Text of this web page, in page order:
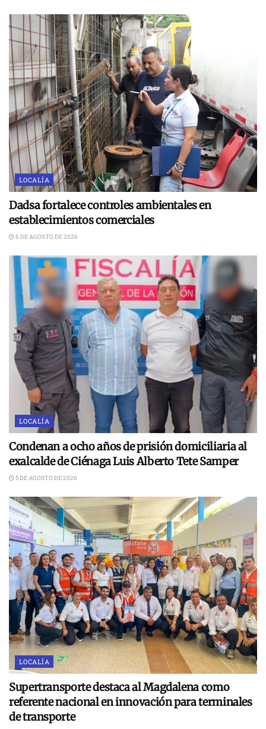
LOCALÍA
Dadsa fortalece controles ambientales en
establecimientos comerciales
6 DE AGOSTO DE 2026
LOCALÍA
Condenan a ocho años de prisión domiciliaria al
exalcalde de Ciénaga Luis Alberto Tete Samper
5 DE AGOSTO DE 2026
LOCALÍA
Supertransporte destaca al Magdalena como
referente nacional en innovación para terminales
de transporte